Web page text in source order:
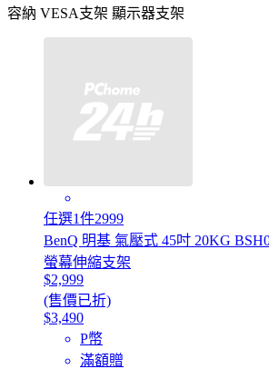
容納 VESA支架 顯示器支架
任選1件2999
BenQ 明基 氣壓式 45吋 20KG
螢幕伸縮支架
$2,999
(售價已折)
$3,490
P幣
滿額贈